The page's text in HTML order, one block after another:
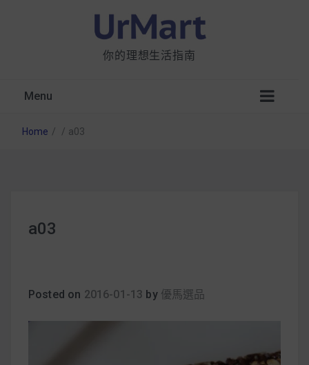
你的理想生活指南
Menu
析：成分、營養價值及其優缺點
Home / / a03
a03
Posted on 2016-01-13 by 優馬選品